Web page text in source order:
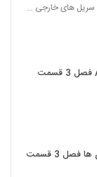
جدیدترین فیلم ها و سریل های خارجی و ایرانی
دانلود سریال تایتان ها فصل 3 قسمت